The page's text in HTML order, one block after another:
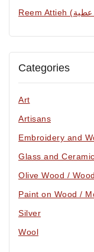
Categories
Art
Artisans
Embroidery and
Glass and Ceramic
Olive Wood / Wood
Paint on Wood /
Silver
Wool